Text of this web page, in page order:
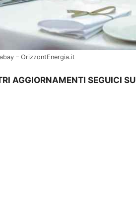
– OrizzontEnergia.it
AGGIORNAMENTI SEGUICI SU